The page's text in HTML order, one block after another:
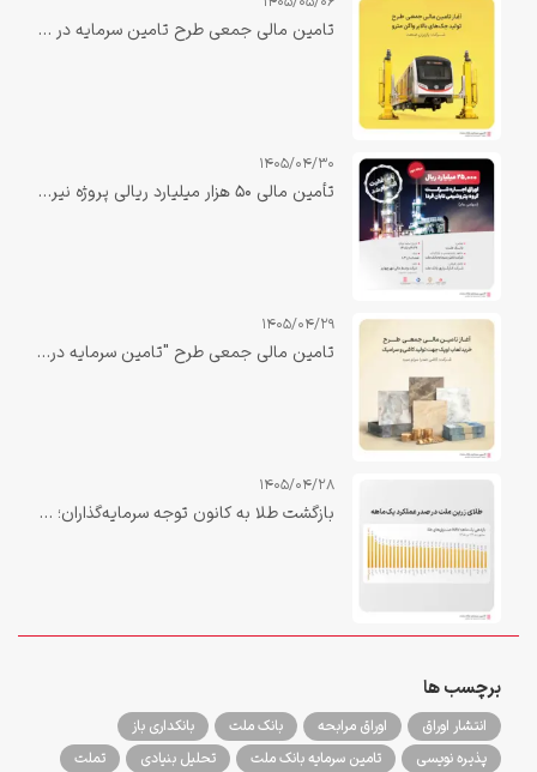
تامین مالی جمعی طرح تامین سرمایه در گردش جهت تولید جک‌های بالابر واگن مترو
1405/04/30
تأمین مالی ۵۰ هزار میلیارد ریالی پروژه نیروگاه صبا دهلران با نقش‌آفرینی تأمین سرمایه بانک ملت تکمیل شد
1405/04/29
تامین مالی جمعی طرح "تامین سرمایه در گردش خرید لعاب اوپک جهت تولید کاشی و سرامیک"
1405/04/28
بازگشت طلا به کانون توجه سرمایه‌گذاران؛ «زرین ملت» در صدر بازدهی یک‌ماهه صندوق‌های طلا
برچسب ها
انتشار اوراق اوراق مرابحه بانک ملت
بانکداری باز
پذیره نویسی
تامین سرمایه بانک ملت تحلیل بنیادی
تملت